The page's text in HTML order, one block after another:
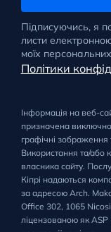
Підписуючись, я
листи
моїх
Політики
Інформація на веб-
призначена виключно
графічні
Використання та/або
власника сайту.
Кіпрі надаються
за адресою Arch.
Office 302, 1065
ліцензованою як ASP